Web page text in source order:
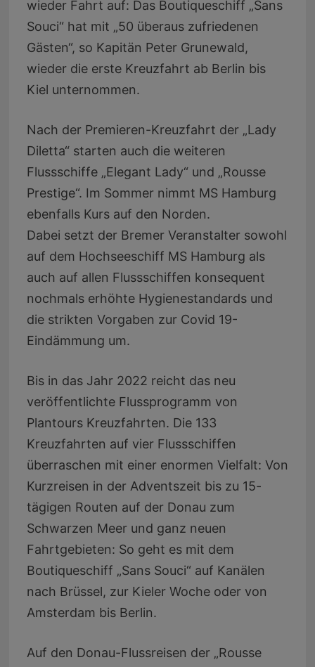
wieder Fahrt auf: Das Boutiqueschiff „Sans
Souci“ hat mit „50 überaus zufriedenen
Gästen“, so Kapitän Peter Grunewald,
wieder die erste Kreuzfahrt ab Berlin bis
Kiel unternommen.
Nach der Premieren-Kreuzfahrt der „Lady
Diletta“ starten auch die weiteren
Flussschiffe „Elegant Lady“ und „Rousse
Prestige“. Im Sommer nimmt MS Hamburg
ebenfalls Kurs auf den Norden.
Dabei setzt der Bremer Veranstalter sowohl
auf dem Hochseeschiff MS Hamburg als
auch auf allen Flussschiffen konsequent
nochmals erhöhte Hygienestandards und
die strikten Vorgaben zur Covid 19-
Eindämmung um.
Bis in das Jahr 2022 reicht das neu
veröffentlichte Flussprogramm von
Plantours Kreuzfahrten. Die 133
Kreuzfahrten auf vier Flussschiffen
überraschen mit einer enormen Vielfalt: Von
Kurzreisen in der Adventszeit bis zu 15-
tägigen Routen auf der Donau zum
Schwarzen Meer und ganz neuen
Fahrtgebieten: So geht es mit dem
Boutiqueschiff „Sans Souci“ auf Kanälen
nach Brüssel, zur Kieler Woche oder von
Amsterdam bis Berlin.
Auf den Donau-Flussreisen der „Rousse